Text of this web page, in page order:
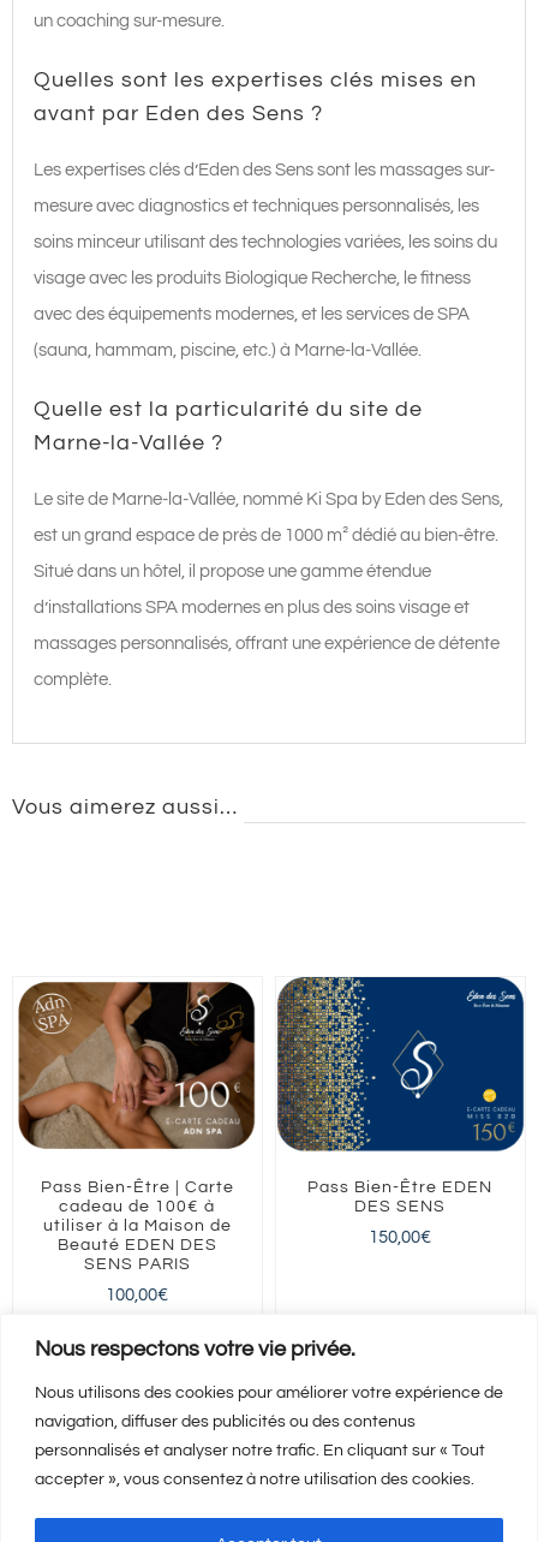
Nous respectons votre vie privée.
Nous utilisons des cookies pour améliorer votre expérience de
navigation, diffuser des publicités ou des contenus
personnalisés et analyser notre trafic. En cliquant sur « Tout
accepter », vous consentez à notre utilisation des cookies.
un coaching sur-mesure.
Quelles sont les expertises clés mises en
avant par Eden des Sens ?
Les expertises clés d’Eden des Sens sont les massages sur-
mesure avec diagnostics et techniques personnalisés, les
soins minceur utilisant des technologies variées, les soins du
visage avec les produits Biologique Recherche, le fitness
avec des équipements modernes, et les services de SPA
(sauna, hammam, piscine, etc.) à Marne-la-Vallée.
Quelle est la particularité du site de
Marne-la-Vallée ?
Le site de Marne-la-Vallée, nommé Ki Spa by Eden des Sens,
est un grand espace de près de 1000 m² dédié au bien-être.
Situé dans un hôtel, il propose une gamme étendue
d’installations SPA modernes en plus des soins visage et
massages personnalisés, offrant une expérience de détente
complète.
Vous aimerez aussi…
Pass Bien-Être | Carte
cadeau de 100€ à
utiliser à la Maison de
Beauté EDEN DES
SENS PARIS
100,00€
ILE-DE-FRANCE
Ajouter au panier
Détails
Pass Bien-Être EDEN
DES SENS
150,00€
ILE-DE-FRANCE
Ajouter au panier
Détails